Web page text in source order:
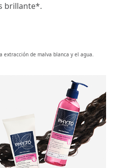
brillante*.
extracción de malva blanca y el agua.